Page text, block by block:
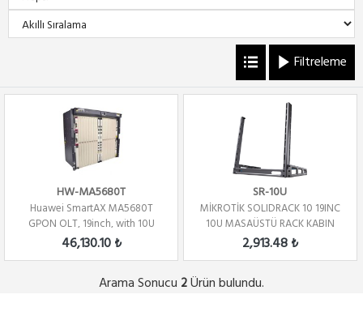
Filtreleme
HW-MA5680T
Huawei SmartAX MA5680T
GPON OLT, 19inch, with 10U
height 14 servic...
46,130.10 ₺
SR-10U
MİKROTİK SOLIDRACK 10 19INC
10U MASAÜSTÜ RACK KABIN
2,913.48 ₺
Arama Sonucu 2Ürün bulundu.